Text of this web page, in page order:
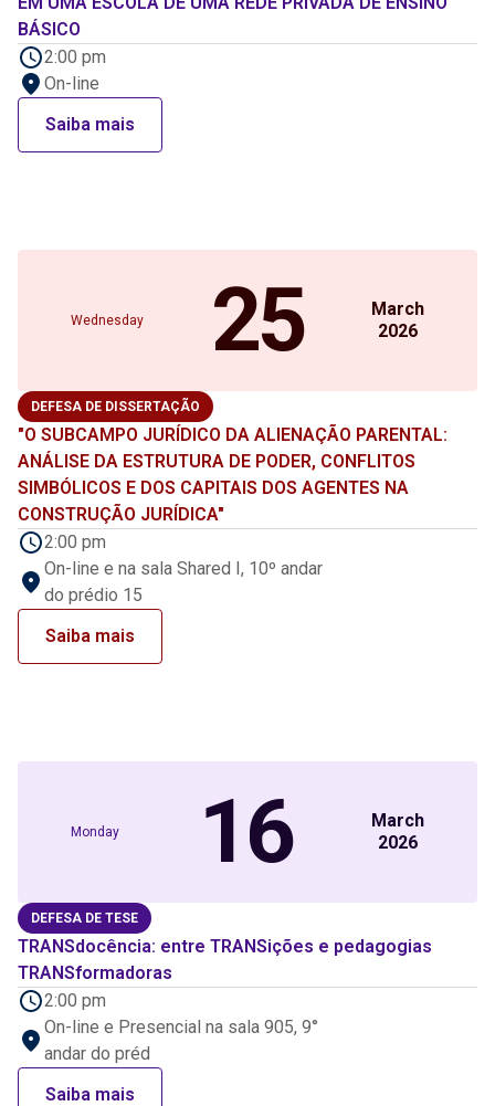
BÁSICO
2:00 pm
On-line
Saiba mais
Wednesday 25
March
2026
DEFESA DE DISSERTAÇÃO
"O SUBCAMPO JURÍDICO DA ALIENAÇÃO PARENTAL:
ANÁLISE DA ESTRUTURA DE PODER, CONFLITOS
SIMBÓLICOS E DOS CAPITAIS DOS AGENTES NA
CONSTRUÇÃO JURÍDICA"
2:00 pm
On-line e na sala Shared I, 10º andar
do prédio 15
Saiba mais
Monday 16
March
2026
DEFESA DE TESE
TRANSdocência: entre TRANSições e pedagogias
TRANSformadoras
2:00 pm
On-line e Presencial na sala 905, 9°
andar do préd
Saiba mais